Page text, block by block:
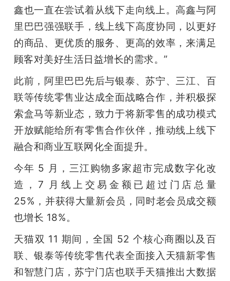
鑫也一直在尝试着从线下走向线上。高鑫与阿
里巴巴强强联手，线上线下高度协同，以更好
的商品、更优质的服务、更高的效率，来满足
顾客对美好生活日益增长的需求。”
此前，阿里巴巴先后与银泰、苏宁、三江、百
联等传统零售业达成全面战略合作，并积极探
索盒马等新业态， 致力于将新零售的成功模式
开放赋能给所有零售合作伙伴，推动线上线下
融合和商业互联网化全面提升。
今年 5 月，三江购物多家超市完成数字化改
造，7 月线上交易金额已超过门店总量
25%，并获得大量新会员，同时老会员成交额
也增长 18%。
天猫双 11 期间，全国 52 个核心商圈以及百
联、银泰等传统零售代表全面接入天猫新零售
和智慧门店，苏宁门店也联手天猫推出大数据